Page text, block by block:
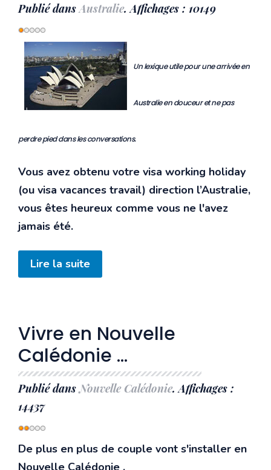
Publié dans Australie. Affichages : 10149
Vote
utilisateur:1/5
Un lexique utile pour une arrivée en
Australie en douceur et ne pas
perdre pied dans les conversations.
Vous avez obtenu votre visa working holiday
(ou visa vacances travail) direction l’Australie,
vous êtes heureux comme vous ne l'avez
jamais été.
Lire la suite
Vivre en Nouvelle
Calédonie ...
Publié dansNouvelle Calédonie. Affichages :
14437
Vote
utilisateur: 2/5
De plus en plus de couple vont s'installer en
Nouvelle Calédonie .